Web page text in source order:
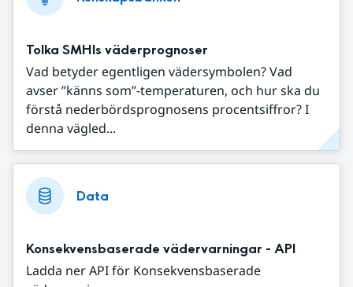
Tolka SMHIs väderprognoser
Vad betyder egentligen vädersymbolen? Vad
avser ”känns som”-temperaturen, och hur ska du
förstå nederbördsprognosens procentsiffror? I
denna vägled...
Data
Konsekvensbaserade vädervarningar - API
Ladda ner API för Konsekvensbaserade